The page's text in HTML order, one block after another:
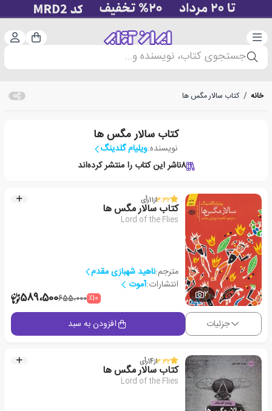
دسته‌بندی سبد
جستجوی کتاب، نویسنده و...
خانه / کتاب سالار مگس ها
کتاب سالار مگس ها
نویسنده:ویلیام گلدینگ
8ناشر این کتاب را منتشر کرده‌اند
2
3.32از11رأی
کتاب سالار مگس ها
Lord of the Flies
مترجم:ناهید شهبازی مقدم
انتشارات:آموت
٪10655،000589،500
جزئیات افزودن به سبد
3.32از14رأی
کتاب سالار مگس ها
Lord of the Flies